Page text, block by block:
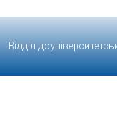
Відділ